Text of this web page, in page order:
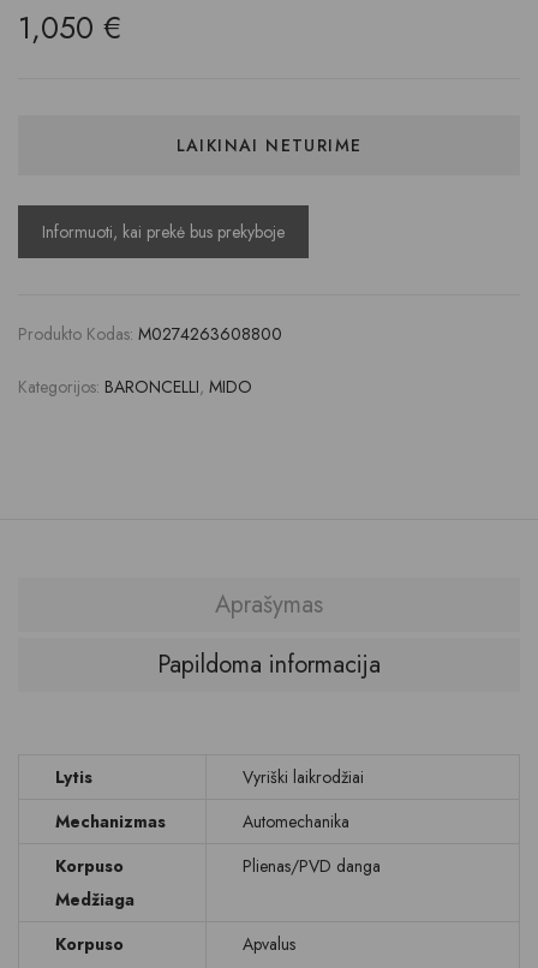
1,050 €
LAIKINAI NETURIME
Produkto Kodas: M0274263608800
Kategorijos: BARONCELLI, MIDO
Aprašymas
Papildoma informacija
Lytis
Vyriški laikrodžiai
Mechanizmas
Automechanika
Korpuso
Medžiaga
Plienas/PVD danga
Korpuso
Apvalus